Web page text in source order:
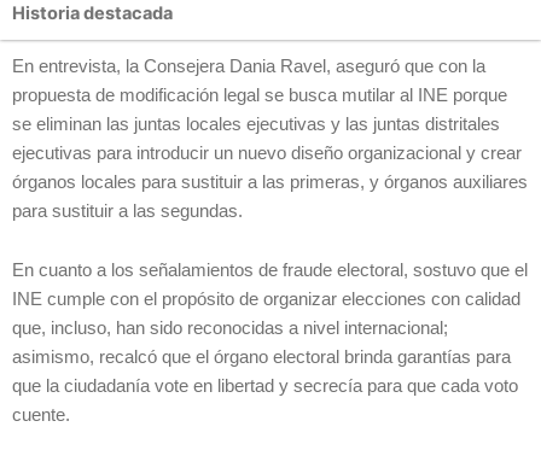
Historia destacada
En entrevista, la Consejera Dania Ravel, aseguró que con la
propuesta de modificación legal se busca mutilar al INE porque
se eliminan las juntas locales ejecutivas y las juntas distritales
ejecutivas para introducir un nuevo diseño organizacional y crear
órganos locales para sustituir a las primeras, y órganos auxiliares
para sustituir a las segundas.
En cuanto a los señalamientos de fraude electoral, sostuvo que el
INE cumple con el propósito de organizar elecciones con calidad
que, incluso, han sido reconocidas a nivel internacional;
asimismo, recalcó que el órgano electoral brinda garantías para
que la ciudadanía vote en libertad y secrecía para que cada voto
cuente.